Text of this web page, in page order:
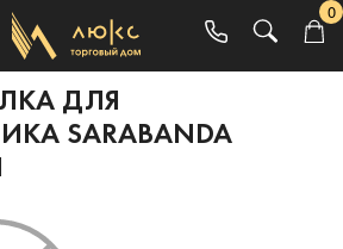
0
ДЛЯ
SARABANDA